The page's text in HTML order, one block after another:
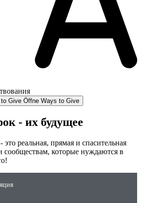
Give Öffne Ways to Give
- их будущее
реальная, прямая и спасительная
которые нуждаются в